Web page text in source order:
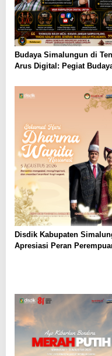
Budaya Simalungun di
Arus Digital: Pegiat
Muda Menjaga Identitas
Leluhur
Disdik Kabupaten
Apresiasi Peran